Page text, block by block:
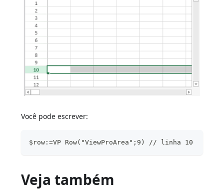
Você pode escrever:
$row:=VP Row("ViewProArea";9) // linha 10
Veja também